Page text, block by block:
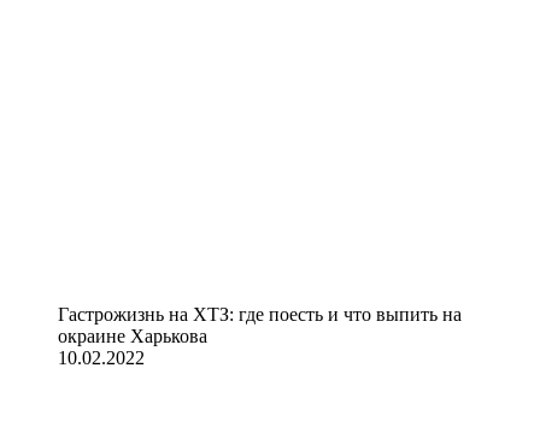
Гастрожизнь на ХТЗ: где поесть и что выпить на
окраине Харькова
10.02.2022